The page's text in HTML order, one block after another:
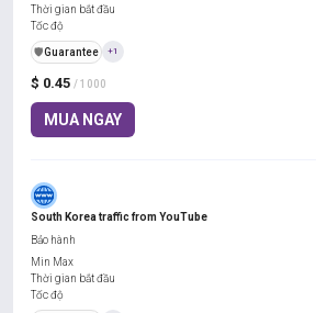
$ 0.45 / 1000
MUA NGAY
Thời gian bắt đầu
Tốc độ
️🛡️Guarantee +1
South Korea traffic from YouTube
Bảo hành
Min Max
Thời gian bắt đầu
Tốc độ